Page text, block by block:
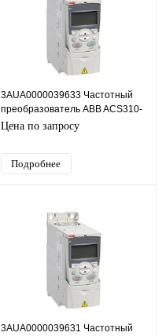
3AUA0000039633 Частотный
преобразователь ABB ACS310-
03E-13A8-4, 5,5кВт, 380В
Цена по запросу
Подробнее
3AUA0000039631 Частотный